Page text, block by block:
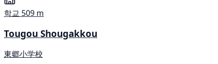
학교 509 m
Tougou Shougakkou
東郷小学校